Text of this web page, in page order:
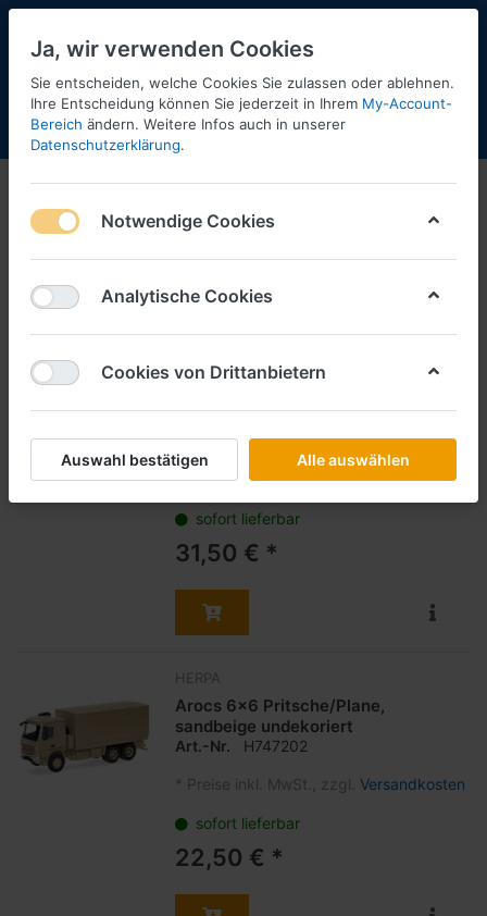
Menü Anmelden Shopaktualisierung
Herpa-Neuheiten
1-12 von 41
Filtern Sortieren
HERPA
Art.-Nr. H319133
* Preise inkl. MwSt., zzgl.Versandkosten
sofort lieferbar
31,50 € *
HERPA
Arocs 6x6 Pritsche/Plane,
sandbeige undekoriert
Art.-Nr. H747202
* Preise inkl. MwSt., zzgl. Versandkosten
sofort lieferbar
22,50 € *
Ja, wir verwenden Cookies
Sie entscheiden, welche Cookies Sie zulassen oder ablehnen.
Ihre Entscheidung können Sie jederzeit in Ihrem My-Account-
Bereich ändern. Weitere Infos auch in unserer
Datenschutzerklärung.
Notwendige Cookies
Analytische Cookies
Cookies von Drittanbietern
Auswahl bestätigen Alle auswählen